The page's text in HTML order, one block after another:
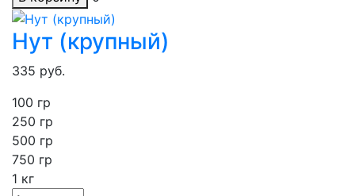
Нут (крупный)
335 руб.
100 гр
250 гр
500 гр
750 гр
1 кг